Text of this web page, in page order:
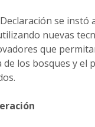
se instó
nuevas
que
de los bosques y el